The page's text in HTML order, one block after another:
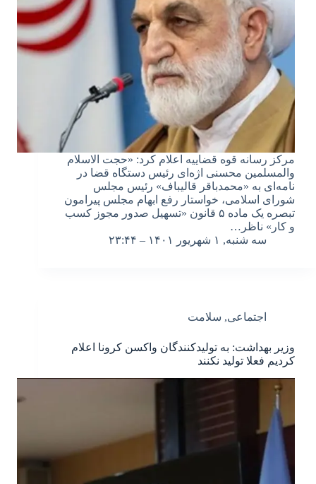
مرکز رسانه قوه قضاییه اعلام کرد: «حجت الاسلام
والمسلمین محسنی اژه‌ای رئیس دستگاه قضا در
نامه‌ای به «محمدباقر قالیباف» رئیس مجلس
شورای اسلامی، خواستار رفع ابهام مجلس پیرامون
تبصره یک ماده ۵ قانون «تسهیل صدور مجوز کسب
و کار» ناظر…
سه شنبه, ۱ شهریور ۱۴۰۱ – ۲۳:۴۴
اجتماعی, سلامت
وزیر بهداشت: به تولیدکنندگان واکسن کرونا اعلام
کردیم فعلا تولید نکنند